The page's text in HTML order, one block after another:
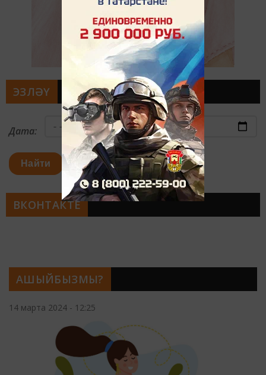
АШЫЙБЫЗМЫ?
14 марта 2024 - 12:25
ЭЗЛӘҮ
Дата:
Найти
ВКОНТАКТЕ